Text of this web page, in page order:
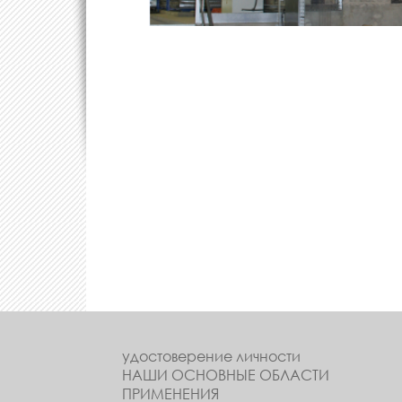
удостоверение личности
НАШИ ОСНОВНЫЕ ОБЛАСТИ
ПРИМЕНЕНИЯ